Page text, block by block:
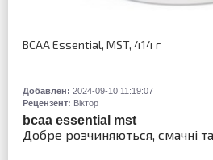
BCAA Essential, MST, 414 г
Добавлен: 2024-09-10 11:19:07
Рецензент: Віктор
bcaa essential mst
Добре розчиняються, смачні